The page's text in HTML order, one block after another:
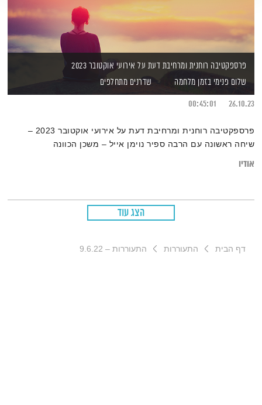
פרספקטיבה רוחנית ומרחיבת דעת על אירועי אוקטובר 2023
שלום פנימי בזמן מלחמה
שדרנים מתחלפים
26.10.23
00:45:01
פרספקטיבה רוחנית ומרחיבת דעת על אירועי אוקטובר 2023 –
שיחה ראשונה עם הרבה ספיר נוימן אייל – משכן הכוונה
אודיו
הצג עוד
דף הבית התעוררות התעוררות – 9.6.22